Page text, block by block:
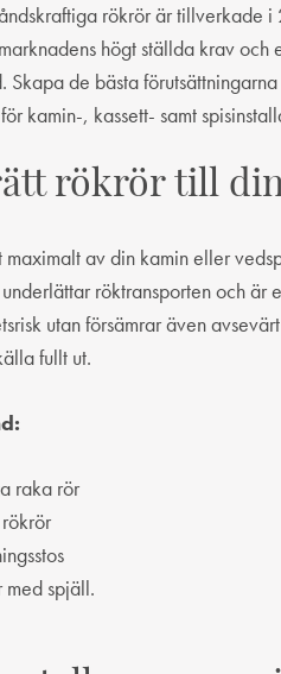
rökrör är tillverkade
högt ställda krav och
Skapa de bästa
kamin-, kassett- samt
rökrör till
maximalt av din kamin eller
röktransporten och är
utan försämrar även
fullt ut.
raka rör
med spjäll.